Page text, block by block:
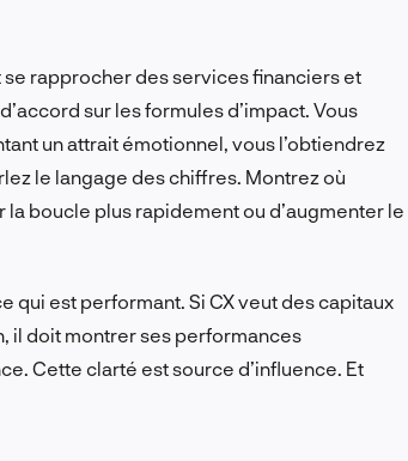
se rapprocher des services financiers et
sur les formules d’impact. Vous
un attrait émotionnel, vous l’obtiendrez
le langage des chiffres. Montrez où
boucle plus rapidement ou d’augmenter le
qui est performant. Si CX veut des capitaux
il doit montrer ses performances
Cette clarté est source d’influence. Et